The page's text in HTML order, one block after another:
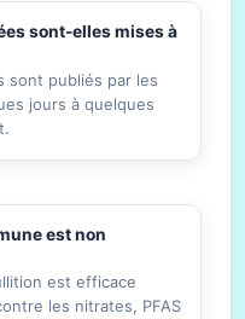
sont-elles mises à
sont publiés par les
jours à quelques
est non
est efficace
les nitrates, PFAS